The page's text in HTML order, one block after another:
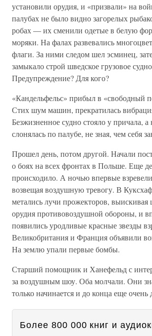
установили орудия, и «призвали» на
палубах не было видно загорелых
робах — их сменили одетые в белую
моряки. На фалах развевались
флаги. За ними следом шел эсминец,
замыкало строй шведское грузовое
Предупреждение? Для кого?
«Кандельфельс» прибыл в «свободный
Стих шум машин, прекратилась
Безжизненное судно стояло у причала, а
слонялась по палубе, не зная, чем себя
Прошел день, потом другой. Начали
о боях на всех фронтах в Польше. Еще
происходило. А ночью впервые
возвещая воздушную тревогу. В
метались лучи прожекторов, выискивая
орудия противовоздушной обороны, и
появились уродливые красные звезды
Великобритания и Франция объявили
На землю упали первые бомбы.
Старший помощник и Ханефельд с
за воздушным шоу. Оба молчали. Они
только начинается и до конца еще очень
Более 800 000 книг и